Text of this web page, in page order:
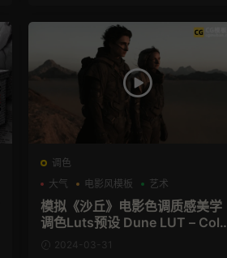
调色
大气
电影风模板 艺术
模拟《沙丘》电影色调质感美学
调色Luts预设 Dune LUT –
rist Foundry
2024-03-31